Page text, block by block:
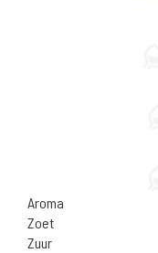
Aroma
Zoet
Zuur